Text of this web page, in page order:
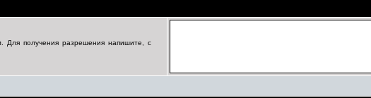
Для получения разрешения напишите, с